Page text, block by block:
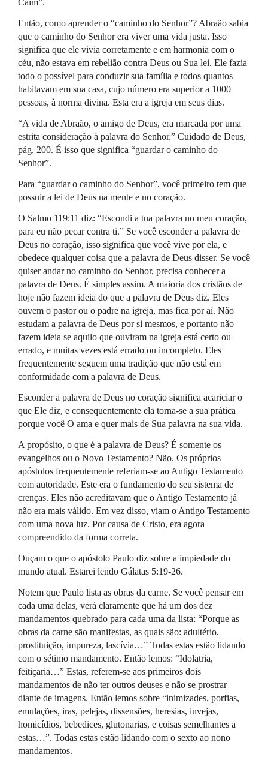
Caim”.
Então, como aprender o “caminho do Senhor”? Abraão sabia
que o caminho do Senhor era viver uma vida justa. Isso
significa que ele vivia corretamente e em harmonia com o
céu, não estava em rebelião contra Deus ou Sua lei. Ele fazia
todo o possível para conduzir sua família e todos quantos
habitavam em sua casa, cujo número era superior a 1000
pessoas, à norma divina. Esta era a igreja em seus dias.
“A vida de Abraão, o amigo de Deus, era marcada por uma
estrita consideração à palavra do Senhor.” Cuidado de Deus,
pág. 200. É isso que significa “guardar o caminho do
Senhor”.
Para “guardar o caminho do Senhor”, você primeiro tem que
possuir a lei de Deus na mente e no coração.
O Salmo 119:11 diz: “Escondi a tua palavra no meu coração,
para eu não pecar contra ti.” Se você esconder a palavra de
Deus no coração, isso significa que você vive por ela, e
obedece qualquer coisa que a palavra de Deus disser. Se você
quiser andar no caminho do Senhor, precisa conhecer a
palavra de Deus. É simples assim. A maioria dos cristãos de
hoje não fazem ideia do que a palavra de Deus diz. Eles
ouvem o pastor ou o padre na igreja, mas fica por aí. Não
estudam a palavra de Deus por si mesmos, e portanto não
fazem ideia se aquilo que ouviram na igreja está certo ou
errado, e muitas vezes está errado ou incompleto. Eles
frequentemente seguem uma tradição que não está em
conformidade com a palavra de Deus.
Esconder a palavra de Deus no coração significa acariciar o
que Ele diz, e consequentemente ela torna-se a sua prática
porque você O ama e quer mais de Sua palavra na sua vida.
A propósito, o que é a palavra de Deus? É somente os
evangelhos ou o Novo Testamento? Não. Os próprios
apóstolos frequentemente referiam-se ao Antigo Testamento
com autoridade. Este era o fundamento do seu sistema de
crenças. Eles não acreditavam que o Antigo Testamento já
não era mais válido. Em vez disso, viam o Antigo Testamento
com uma nova luz. Por causa de Cristo, era agora
compreendido da forma correta.
Ouçam o que o apóstolo Paulo diz sobre a impiedade do
mundo atual. Estarei lendo Gálatas 5:19-26.
Notem que Paulo lista as obras da carne. Se você pensar em
cada uma delas, verá claramente que há um dos dez
mandamentos quebrado para cada uma da lista: “Porque as
obras da carne são manifestas, as quais são: adultério,
prostituição, impureza, lascívia…” Todas estas estão lidando
com o sétimo mandamento. Então lemos: “Idolatria,
feitiçaria…” Estas, referem-se aos primeiros dois
mandamentos de não ter outros deuses e não se prostrar
diante de imagens. Então lemos sobre “inimizades, porfias,
emulações, iras, pelejas, dissensões, heresias, invejas,
homicídios, bebedices, glutonarias, e coisas semelhantes a
estas…”. Todas estas estão lidando com o sexto ao nono
mandamentos.